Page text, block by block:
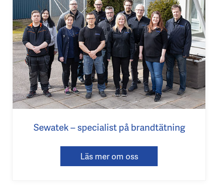
Sewatek – specialist på brandtätning
Läs mer om oss